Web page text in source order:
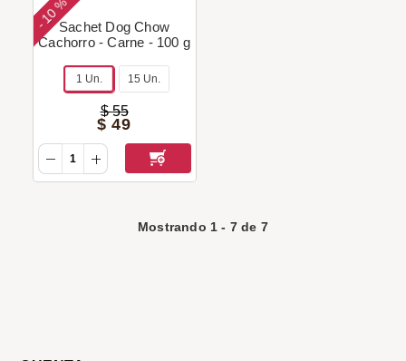
-
10 %
Sachet Dog Chow
Cachorro - Carne - 100 g
1 Un. 15 Un.
$ 55
$ 49
Mostrando 1 - 7 de 7